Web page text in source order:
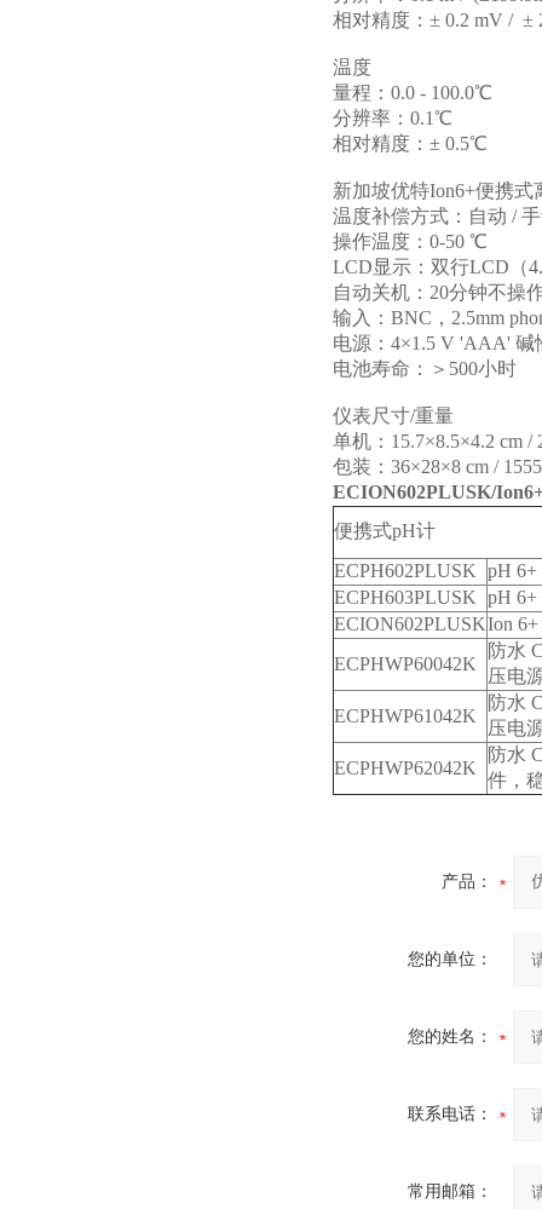
相对精度： ± 0.2 mV / ±
温度
量程： 0.0 - 100.0℃
分辨率： 0.1℃
相对精度： ± 0.5℃
新加坡优特Ion6+便携式
温度补偿方式：自动 /
操作温度： 0-50 ℃
LCD显示：双行LCD （
自动关机： 20分钟不操
输入： BNC ， 2.5mm
电源： 4×1.5 V 'AAA' 碱
电池寿命：＞ 500小时
仪表尺寸/重量
单机： 15.7×8.5×4.2 cm /
包装： 36×28×8 cm /
ECION602PLUSK/
便携式pH计
ECPH602PLUSK pH 6+
ECPH603PLUSK pH 6+
ECION602PLUSKIon 6+
ECPHWP60042K
防水
压电
ECPHWP61042K
防水
压电
ECPHWP62042K
防水
件，
产品：
您的单位：
您的姓名：
联系电话：
常用邮箱：